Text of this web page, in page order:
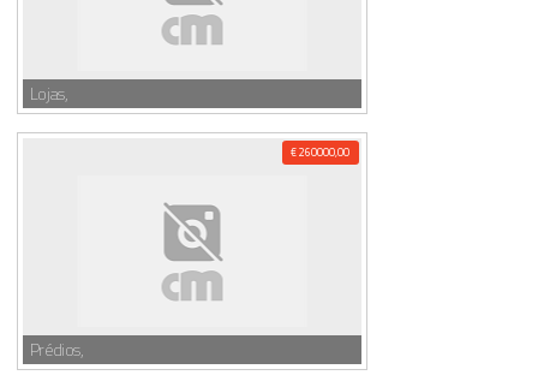
Lojas,
€ 260000,00
Prédios,